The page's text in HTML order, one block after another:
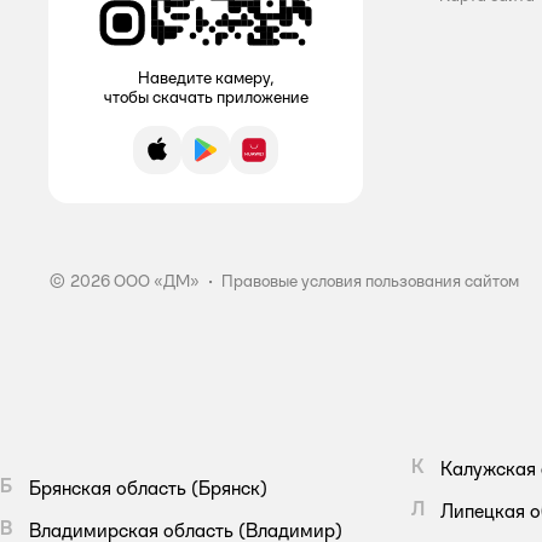
Selena
Волшебная страна
РСМ
Наведите камеру,
чтобы скачать приложение
App StoreGoogle PlayAppGallery
© 2026 ООО «ДМ» • Правовые условия пользования сайтом
Б Брянская область (Брянск)
В
Владимирская область (Владимир)
К Калужская
Л
Липецкая